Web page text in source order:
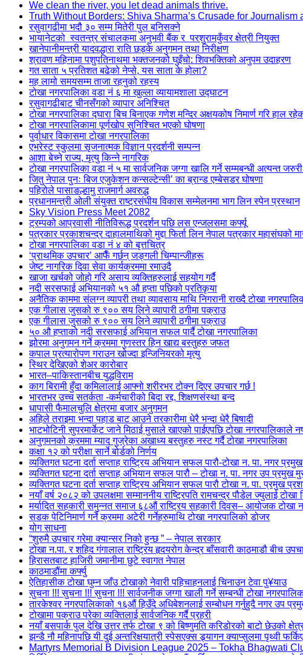
We clean the river, you let dead animals thrive.
Truth Without Borders: Shiva Sharma’s Crusade for Journalism
रसुवागढीमा भदौ ३० सम्म मितेरी पुल बनिसक्ने
भायानेटको स्वतन्त्र संचालकमा अनुभवी बैंक र परशुरामकुँवर क्षेत्री नियुक्त
खानेपानीमन्त्री यादवद्धारा राति छड्के अनुगमन तथा निरीक्षण
श्रावण महिनामा पशुपतिनाथमा भक्तजनको घुइँचो: शिवभक्तिको अनुपम उदाहरण
गत साता ५ प्रतिशत बढेको नेप्से, यस साता के होला?
मह लामो समयसम्म ताजा रहनुको रहस्य
टोखा नगरपालिका वडा नं ६ मा खुल्ला व्यायामशाला उद्घाटन
रसुवागढीबाट चीनसँगको व्यापार अनिश्चित
टोखा नगरपालिका द्घारा बिच बिनाएक गणेश मन्दिर अक्षयकोष निमार्ण गरि हाल
टोखा नगरपालिकामा पूर्णखोप सुनिश्चित भएको घोषणा
पुर्वाधार विकासमा टोखा नगरपालिका
एभरेस्ट स्कुलमा सृजनात्मक विज्ञान प्रदर्शनी सम्पन्न
आशा बेच्ने राज्य, मृत्यु किन्ने नागरिक
टोखा नगरपालिका वडा नं ५ मा सार्वजनिक जग्गा खालि गर्ने सम्मबन्धी अत्यन्त
जितु नेपाल पुनः बिज एजुकेशन कन्सल्टेन्सी’ का ब्रान्ड एम्बेसडर घोषणा
पहिरोले पासाङल्हामु राजमार्ग अवरुद्ध
प्रधानमन्त्री ओली संयुक्त राष्ट्रसंघीय विकास सम्मेलनमा भाग लिन स्पेन प्रस्थान
Sky Vision Press Meet 2082
ट्रम्पको आप्रवासी नीतिविरूद्ध प्रदर्शन पछि लस एन्जलसमा कर्फ्यू
पत्रकार प्रकाशचन्द्र दाहालमाथिको मुद्दा फिर्ता लिन नेपाल पत्रकार महासंघको
टोखा नगरपालिका वडा नं ४ को बृत्तचित्र
‘प्राथमिक उपचार’ आफैँ गर्छन् जङ्गली चिम्पान्जीहरू
जेष्ट नागरिक दिवा सेवा कार्यक्रममा रमाउदै
खाजा खर्चको जोहो गरि असाय व्यक्तिहरुलाई सहयोग गर्दै
नदी सरसफाई अभियानको ५१ औ हप्ता पछिको प्रतिकृया
अनैतिक काममा संलग्न व्यापरी तथा व्यावसाय माथि निगरानी राख्दै टोखा
एक गीलास जुसको रु ९०० सय लिने व्यापारी ठगीमा पक्राउ
एक गीलास जुसको रु ९०० सय लिने व्यापारी ठगीमा पक्राउ
५० औ हप्ताको नदी सरसफाई अभियान सफल पार्दै टोखा नगरपालिका
झोरमा अनुगमन गर्ने क्रममा गुणस्तर हिन खाद्य बस्तुहरु जफत
कपाल प्रत्यारोपण गराउन खोज्दा इन्जिनियरको मृत्यु
स्थिर देखिएको शेअर कारोबार
भारत–पाकिस्तानबीच युद्धविराम
काग बिरामी हुँदा कमिलालाई आफ्नो शरीरभर टोक्न दिएर उपचार गर्छ !
भारतभर उच्च सतर्कता -कर्मचारीको बिदा रद्द, शिक्षणसंस्था बन्द
धापासी फैमालचुलि क्षेत्रमा बजार अनुगमन
अहिले तराइमा भन्दा पहाड बाट आउने तरकारीमा धेरै भन्दा धेरै बिषादी
भाटभोटिनी सुपरमार्केट जाने मिठाई मुसाले खाएको पाईएपछि टोखा नगरपालिकाले
अनुगमनको क्रममा म्याद गुज्रेका अखाध्य बस्तुहरु नस्ट गर्दै टोखा नगरपालिका
कक्षा १२ को परीक्षा सार्ने बोर्डको निर्णय
व्यक्तिगत घटना दर्ता सप्ताह राष्ट्रिय अभियान सफल पारौ-टोखा न. पा. नगर
व्यक्तिगत घटना दर्ता सप्ताह अभियान सफल पारौ – टोखा न. पा. नगर उप प्रमुख
व्यक्तिगत घटना दर्ता सप्ताह राष्ट्रिय अभियान सफल पारौ टोखा न. पा. प्रमुख
नयाँ वर्ष २०८२ को उपलक्षमा सम्माननीय राष्ट्रिपति रामचन्द्र पौडेल ज्युलाई टोखा
मर्यादित सहकारी समुन्नत समाज ६८औं राष्ट्रिय सहकारी दिवस– आयोजक टोखा
सडक पेटिनिमार्ण गर्ने क्रममा अटेरी गर्नेहरुमाथि टोखा नगरपालिको डोजर
योग साधना
“शुरुमै उपचार गरेमा क्यान्सर निको हुन्छ ” – नेपाल सरकार
टोखा न.पा. र शहिद गंगालाल राष्ट्रिय हृदयरोग केन्द्र बाँसवारी काठमाडौ बीच
हिरासतबाट हाजिरी जमानीमा छुटे स्वागत नेपाल
काठमाडौंमा कर्फ्यु
ऐतिहासीक टोखा घुम्न जाँउ टोखाको नेवारी पहिचाहनलाई चिनाउन टेवा पु¥याउ
सुचना !!! सुचना !!! सुचना !!! सार्वजनीक जग्गा खाली गर्ने सम्बन्धी टोखा
तारकेश्वर नगरपालिकाको १६औं हिउँदे अधिबेशनलाई सम्बोधन गर्नुहुदै नगर उप
टोखामा पक्राउ परेका व्यक्तिलाई सार्वजनिक गर्दै प्रहरी
नयाँ बसपार्क पुल देखि उत्तर तर्फ टोखा ९ को बिष्णुमति करिडोरको बाटो छेउको
झन्डै नौ महिनापछि यी दुई अन्तरिक्षयात्री स्पेसएक्स ड्र्यागन क्याप्सुलमा पृथ्वी
Martyrs Memorial B Division League 2025 – Tokha Bhagwati